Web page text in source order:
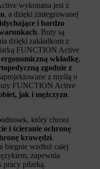
wykonana jest z
, a dzięki zintegrowanej
i bardzo
. Buty są
dzięki zakładkom z
FUNCTION Active
wkładkę,
zgodnie z
z myślą o
FUNCTION Active
jak i mężczyzn.
który chroni
i ścieranie ochronę
krawędzi.
wzdłuż całej
zapewnia
pracy pilarką.